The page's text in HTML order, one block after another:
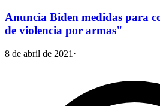
Anuncia Biden medidas para
de violencia por armas"
8 de abril de 2021 ·